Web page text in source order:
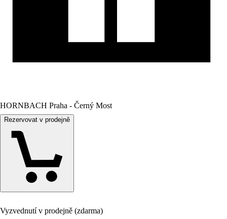
HORNBACH Praha - Černý Most
Rezervovat v prodejně
Vyzvednutí v prodejně (zdarma)